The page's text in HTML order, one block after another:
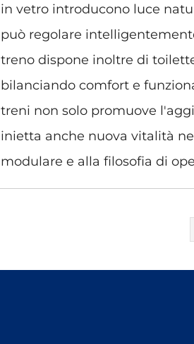
in vetro introducono luce
può regolare
treno dispone inoltre di
bilanciando comfort e
treni non solo promuove
inietta anche nuova vitalità
modulare e alla filosofia di